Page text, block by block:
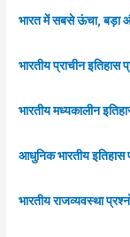
भारत में सबसे ऊंचा, बड़ा
भारतीय प्राचीन इतिहास
भारतीय मध्यकालीन
आधुनिक भारतीय इतिहास
भारतीय राजव्यवस्था